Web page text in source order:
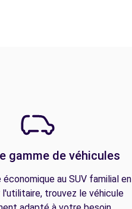
gamme de véhicules
au SUV familial en
l'utilitaire, trouvez le véhicule